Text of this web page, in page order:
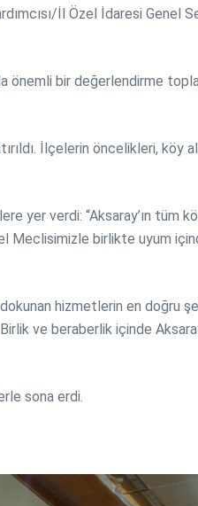
İl Özel İdaresi Genel
önemli bir değerlendirme
İlçelerin öncelikleri, köy
yer verdi: “Aksaray’ın
Meclisimizle birlikte uyum
hizmetlerin en doğru
ve beraberlik içinde
sona erdi.